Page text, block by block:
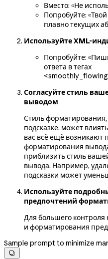
Вместо: «Не
Попробуйте:
плавно текущих
Используйте XML-
Попробуйте:
ответа в тегах
Согласуйте стиль
выводом
Стиль
подсказке, может
вас всё ещё возникают
форматирования
приблизить стиль
вывода. Например,
подсказки может
Используйте
предпочтений
Для большего
и форматирования
Sample prompt to minimize
